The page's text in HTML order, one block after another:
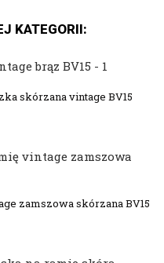
KATEGORII:
skórzana vintage BV15
zamszowa skórzana BV15